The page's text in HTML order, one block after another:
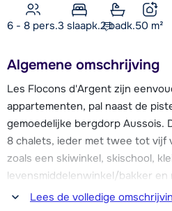
6 - 8 pers.3 slaapk.2 badk.50 m²
Algemene omschrijving
Les Flocons d'Argent zijn
appartementen, pal naast de
gemoedelijke bergdorp Aussois.
8 chalets, ieder met twee tot vijf
zoals een skiwinkel, skischool,
levensmiddelenwinkel/bakker
de résidence. Het centrum van
Lees de volledige